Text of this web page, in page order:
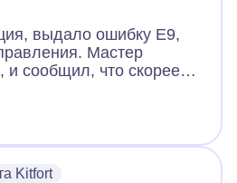
выдало ошибку Е9,
Мастер
и сообщил, что скорее
Цена на платы
и выше. Мастер приехал,
и смог починить без
Kitfort